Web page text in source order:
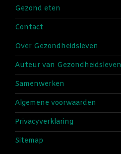
opens
in
new
opens
in
new
Gezond eten
Contact
Over Gezondheidsleven
Auteur van Gezondheidsleven
Samenwerken
Algemene voorwaarden
Privacyverklaring
Sitemap